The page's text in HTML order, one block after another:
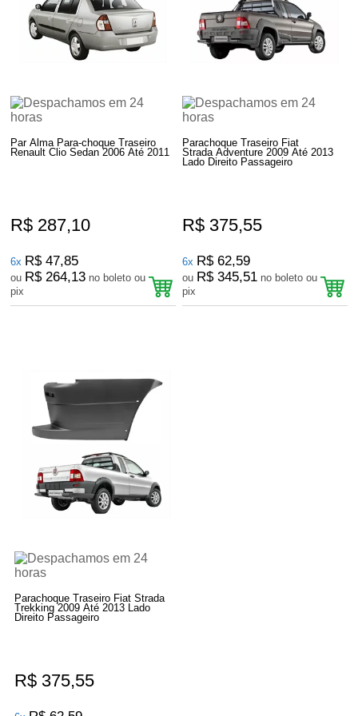
Par Alma Para-choque Traseiro
Renault Clio Sedan 2006 Até 2011
R$ 287,10
6x R$ 47,85
ou R$ 264,13 no boleto ou
pix
Parachoque Traseiro Fiat
Strada Adventure 2009 Até 2013
Lado Direito Passageiro
R$ 375,55
6x R$ 62,59
ou R$ 345,51 no boleto ou
pix
Parachoque Traseiro Fiat Strada
Trekking 2009 Até 2013 Lado
Direito Passageiro
R$ 375,55